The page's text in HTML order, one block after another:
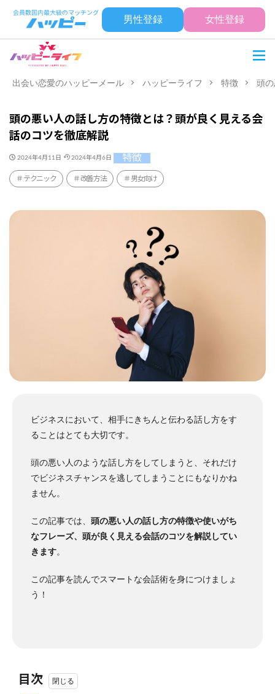
男性登録 女性登録
出会い恋愛のハッピーメール ハッピーライフ 特徴 頭
頭の悪い人の話し方の特徴とは？頭が良く見える会
話のコツを徹底解説
2024年4月11日 2024年4月6日 特徴
テクニック 改善方法 男女向け
ビジネスにおいて、相手にきちんと伝わる話し方をす
ることはとても大切です。
頭の悪い人のような話し方をしてしまうと、それだけ
でビジネスチャンスを逃してしまうことにもなりかね
ません。
この記事では、 頭の悪い人の話し方の特徴や使いがち
なフレーズ、頭が良く見える会話のコツを解説してい
きます。
この記事を読んでスマートな会話術を身につけましょ
う！
目次